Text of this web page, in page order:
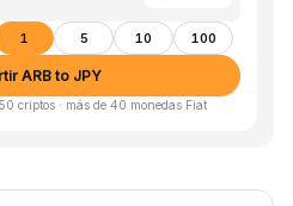
1 5 10 100
ARB to JPY
criptos · más de 40 monedas Fiat